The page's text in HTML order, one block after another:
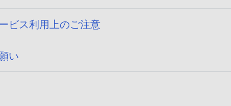
ビス利用上のご注意
い